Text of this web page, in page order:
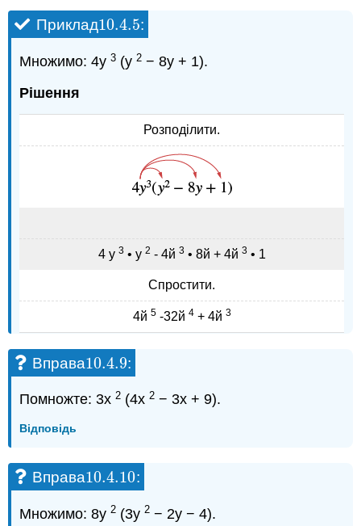
Приклад10.4.5
10.4.5:
Множимо: 4y3 (y2 − 8y + 1).
Рішення
Розподілити.
4 у 3 • у 2 - 4й 3 • 8й + 4й 3 • 1
Спростити.
4й 5-32й 4+ 4й 3
Вправа10.4.9
10.4.9:
Помножте: 3x2 (4x2 − 3x + 9).
Відповідь
Вправа10.4.10
10.4.10:
Множимо: 8y2 (3y2 − 2y − 4).